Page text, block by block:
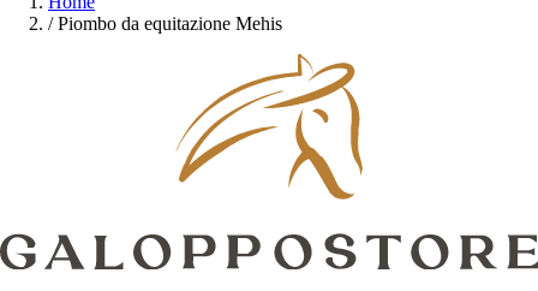
/ Piombo da equitazione Mehis